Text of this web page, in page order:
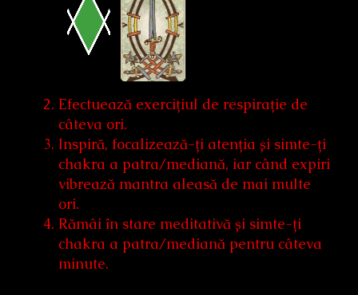
Efectuează exercițiul de respirație de
câteva ori.
Inspiră, focalizează-ți atenția și simte-ți
chakra a patra/mediană, iar când expiri
vibrează mantra aleasă de mai multe
ori.
Rămâi în stare meditativă și simte-ți
chakra a patra/mediană pentru câteva
minute.